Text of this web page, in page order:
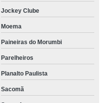
Jockey Clube
Moema
Paineiras do Morumbi
Parelheiros
Planalto Paulista
Sacomã